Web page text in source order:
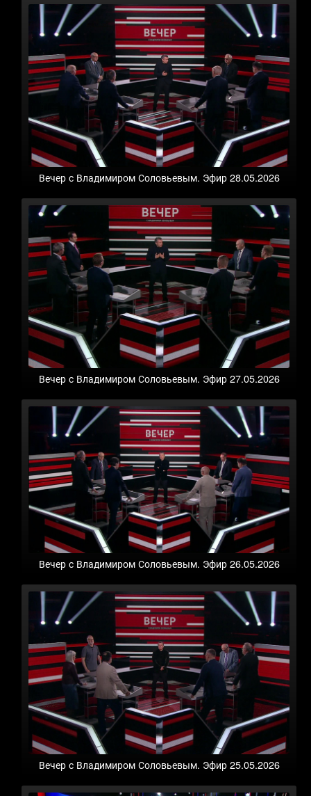
Вечер с Владимиром Соловьевым. Эфир 28.05.2026
Вечер с Владимиром Соловьевым. Эфир 27.05.2026
Вечер с Владимиром Соловьевым. Эфир 26.05.2026
Вечер с Владимиром Соловьевым. Эфир 25.05.2026